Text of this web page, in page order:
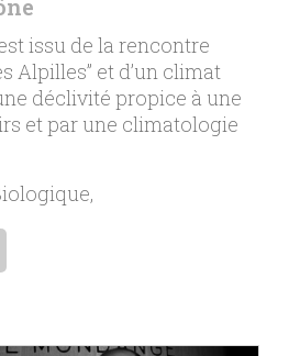
issu de la rencontre
Alpilles” et d’un climat
déclivité propice à une
et par une climatologie